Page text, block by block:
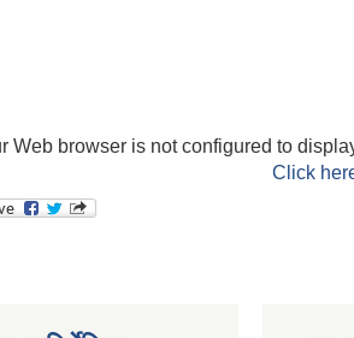
Web browser is not configured to
Click